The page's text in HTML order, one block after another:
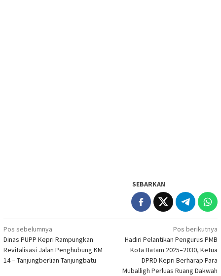
SEBARKAN
Navigasi
pos
Pos sebelumnya
Dinas PUPP Kepri Rampungkan
Revitalisasi Jalan Penghubung KM
14 – Tanjungberlian Tanjungbatu
Pos berikutnya
Hadiri Pelantikan Pengurus PMB
Kota Batam 2025–2030, Ketua
DPRD Kepri Berharap Para
Muballigh Perluas Ruang Dakwah